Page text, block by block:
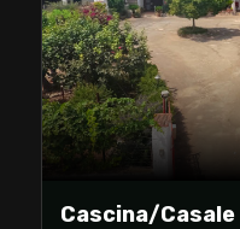
Cascina/Casale